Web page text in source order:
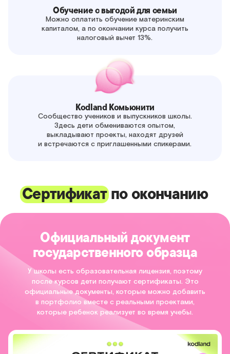
Обучение с выгодой для семьи
Можно оплатить обучение материнским
капиталом, а по окончании курса получить
налоговый вычет 13%.
Kodland Комьюнити
Сообщество учеников и выпускников школы.
Здесь дети обмениваются опытом,
выкладывают проекты, находят друзей
и встречаются с приглашенными спикерами.
Сертификатпо окончанию
Официальный документ
государственного образца
У школы есть образовательная лицензия, поэтому
после курсов дети получают сертификаты. Это
официальные документы, которые можно добавить
в портфолио вместе с реальными проектами,
которые ребенок реализует во время учебы.